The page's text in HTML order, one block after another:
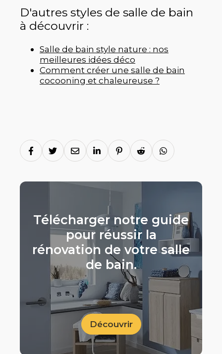
D'autres styles de salle de bain
à découvrir :
Salle de bain style nature : nos
meilleures idées déco
Comment créer une salle de bain
cocooning et chaleureuse ?
Télécharger notre guide
pour réussir la
rénovation de votre salle
de bain.
Découvrir